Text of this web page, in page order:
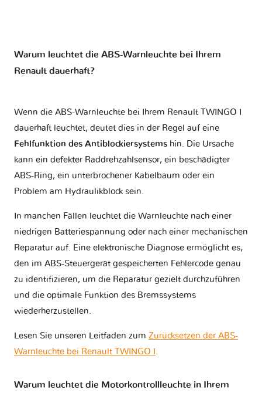
Warum leuchtet die ABS-Warnleuchte bei Ihrem
Renault dauerhaft?
Wenn die ABS-Warnleuchte bei Ihrem Renault TWINGO I
dauerhaft leuchtet, deutet dies in der Regel auf eine
Fehlfunktion des Antiblockiersystems hin. Die Ursache
kann ein defekter Raddrehzahlsensor, ein beschädigter
ABS-Ring, ein unterbrochener Kabelbaum oder ein
Problem am Hydraulikblock sein.
In manchen Fällen leuchtet die Warnleuchte nach einer
niedrigen Batteriespannung oder nach einer mechanischen
Reparatur auf. Eine elektronische Diagnose ermöglicht es,
den im ABS-Steuergerät gespeicherten Fehlercode genau
zu identifizieren, um die Reparatur gezielt durchzuführen
und die optimale Funktion des Bremssystems
wiederherzustellen.
Lesen Sie unseren Leitfaden zum Zurücksetzen der ABS-
Warnleuchte bei Renault TWINGO I.
Warum leuchtet die Motorkontrollleuchte in Ihrem